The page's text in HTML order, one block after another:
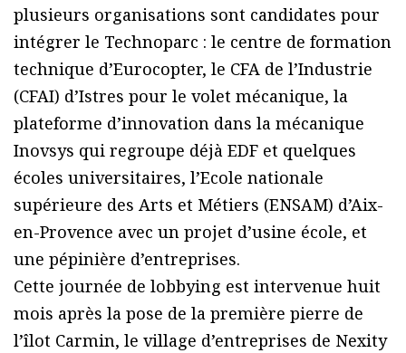
plusieurs organisations sont candidates pour
intégrer le Technoparc : le centre de formation
technique d’Eurocopter, le CFA de l’Industrie
(CFAI) d’Istres pour le volet mécanique, la
plateforme d’innovation dans la mécanique
Inovsys qui regroupe déjà EDF et quelques
écoles universitaires, l’Ecole nationale
supérieure des Arts et Métiers (ENSAM) d’Aix-
en-Provence avec un projet d’usine école, et
une pépinière d’entreprises.
Cette journée de lobbying est intervenue huit
mois après la pose de la première pierre de
l’îlot Carmin, le village d’entreprises de Nexity